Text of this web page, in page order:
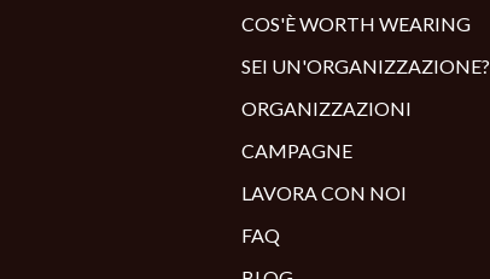
COS'È WORTH WEARING
SEI UN'ORGANIZZAZIONE?
ORGANIZZAZIONI
CAMPAGNE
LAVORA CON NOI
FAQ